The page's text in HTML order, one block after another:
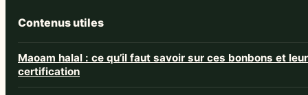
Contenus utiles
Maoam halal : ce qu’il faut savoir sur ces bonbons et leur
certification